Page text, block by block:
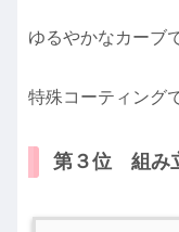
ゆるやかなカーブ
特殊コーティング
第３位 組み